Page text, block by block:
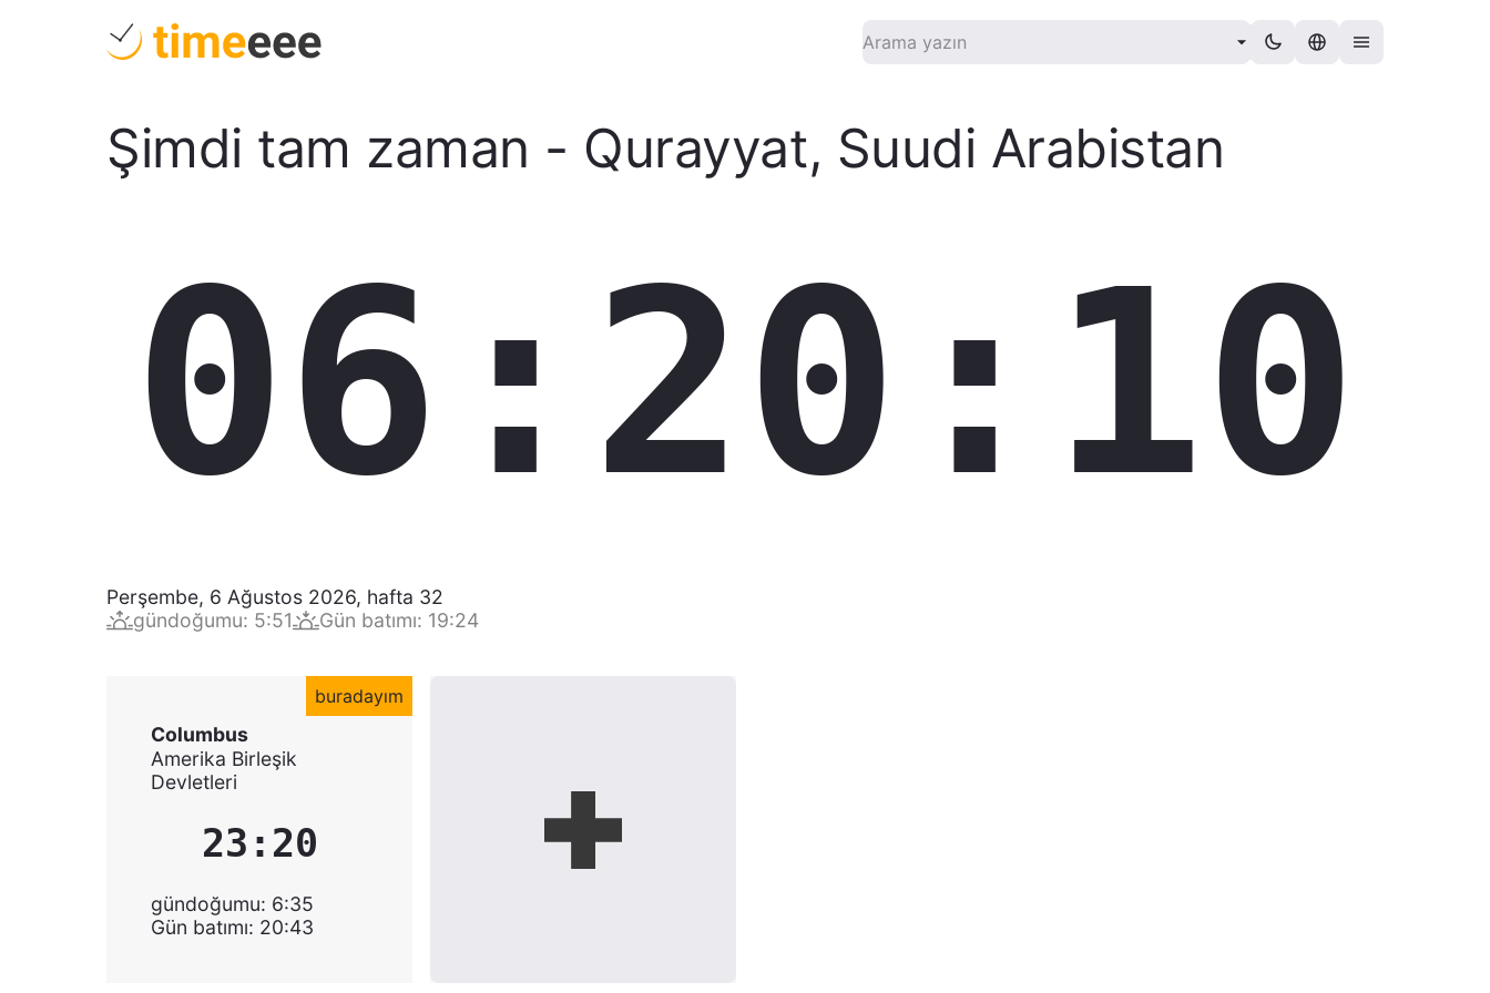
Şimdi tam zaman - Qurayyat, Suudi Arabistan
06:20:11
Perşembe, 6 Ağustos 2026, hafta 32
gündoğumu: 5:51 Gün batımı: 19:24
buradayım
Columbus
Amerika Birleşik
Devletleri
23:20
gündoğumu: 6:35
Gün batımı: 20:43